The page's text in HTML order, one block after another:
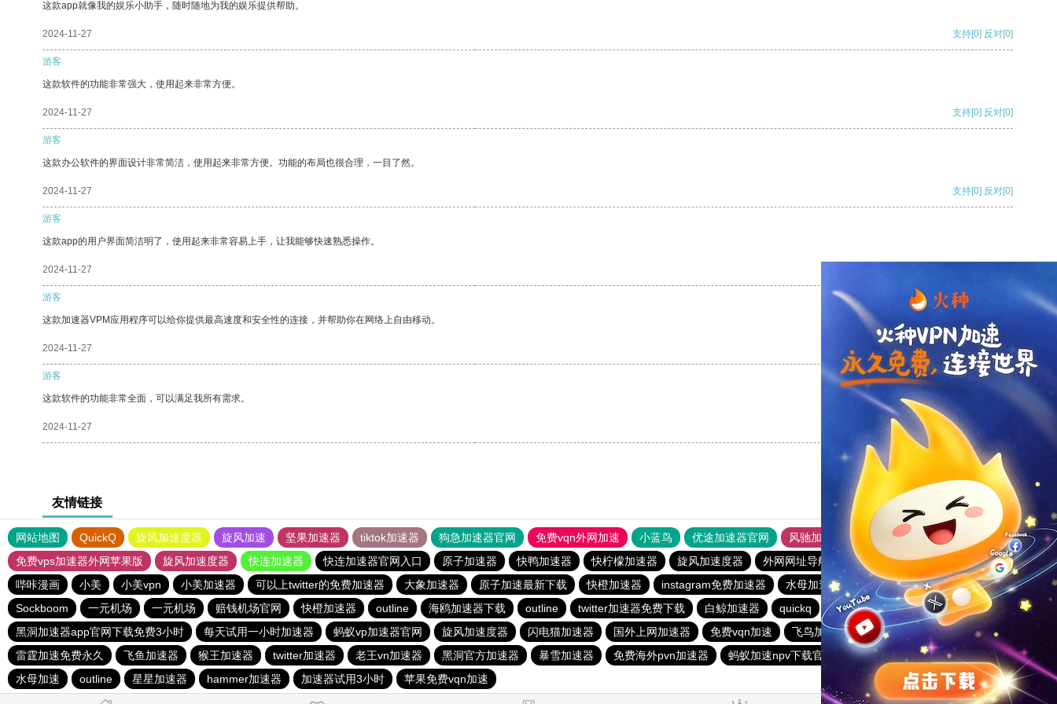
这款app就像我的娱乐小助手，随时随地为我的娱乐提供帮助。
2024-11-27 支持[0] 反对[0]
游客
这款软件的功能非常强大，使用起来非常方便。
2024-11-27 支持[0] 反对[0]
游客
这款办公软件的界面设计非常简洁，使用起来非常方便。功能的布局也很合理，一目了然。
2024-11-27 支持[0] 反对[0]
游客
这款app的用户界面简洁明了，使用起来非常容易上手，让我能够快速熟悉操作。
2024-11-27
游客
这款加速器VPM应用程序可以给你提供最高速度和安全性的连接，并帮助你在网络上自由移动。
2024-11-27 支持 [0] 反对 [0]
游客
这款软件的功能非常全面，可以满足我所有需求。
2024-11-27 支持
友情链接
网站地图 QuickQ 旋风加速度器 旋风加速 坚果加速器 tiktok加速器 狗急加速器官网 免费vqn外网加速 小蓝鸟 优途加速器官网 风驰加速器
旋风加速器
免费vps加速器外网苹果版
旋风加速度器 快连加速器 快连加速器官网入口 原子加速器 快鸭加速器 快柠檬加速器 旋风加速度器 外网网址导航 软件中心 雷霆加速
狂飙加速器
哔咔漫画
小美 小美vpn 小美加速器 可以上twitter的免费加速器 大象加速器 原子加速最新下载 快橙加速器 instagram免费加速器 水母加速器 快连加速器app
黑豹加速器
Sockboom
一元机场 一元机场 赔钱机场官网 快橙加速器 outline 海鸥加速器下载 outline twitter加速器免费下载 白鲸加速器 quickq 老王vqn加速
原子加速器app官方下载
黑洞加速器app官网下载免费3小时
每天试用一小时加速器 蚂蚁vp加速器官网 旋风加速度器 闪电猫加速器 国外上网加速器 免费vqn加速 飞鸟加速器 纸飞机加速器
旋风加速度器
雷霆加速免费永久
飞鱼加速器 猴王加速器 twitter加速器 老王vn加速器 黑洞官方加速器 暴雪加速器 免费海外pvn加速器 蚂蚁加速npv下载官网ios 梯子npv加速免费
极光vqn官网
水母加速
outline 星星加速器 hammer加速器 加速器试用3小时 苹果免费vqn加速